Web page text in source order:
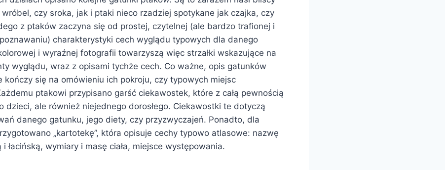
czy sroka, jak i ptaki nieco rzadziej spotykane jak czajka, czy
z ptaków zaczyna się od prostej, czytelnej (ale bardzo trafionej i
charakterystyki cech wyglądu typowych dla danego
i wyraźnej fotografii towarzyszą więc strzałki wskazujące na
wyglądu, wraz z opisami tychże cech. Co ważne, opis gatunków
kończy się na omówieniu ich pokroju, czy typowych miejsc
ptakowi przypisano garść ciekawostek, które z całą pewnością
dzieci, ale również niejednego dorosłego. Ciekawostki te dotyczą
danego gatunku, jego diety, czy przyzwyczajeń. Ponadto, dla
„kartotekę”, która opisuje cechy typowo atlasowe: nazwę
i łacińską, wymiary i masę ciała, miejsce występowania.